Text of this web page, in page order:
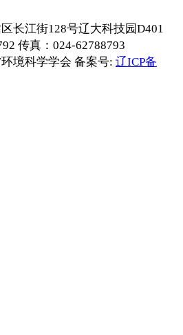
长江街128号辽大科技园D401
传真：024-62788793
境科学学会 备案号: 辽ICP备